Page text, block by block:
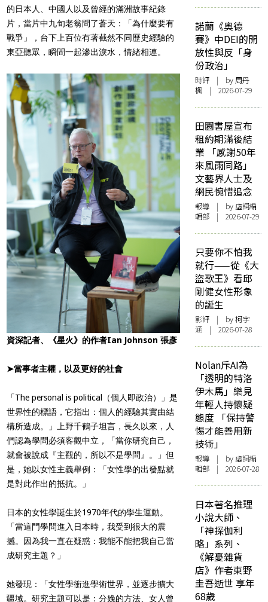
的日本人、中國人以及曾經的滿洲故事紀錄
片，當片中九旬老翁問了蒼天：「為什麼要有
戰爭」，台下上百位有著截然不同歷史經驗的
東亞聽眾，瞬間一起滲出淚水，情緒相連。
資深記者、《星火》的作者Ian Johnson 張彥
➤當事者主權，以及更好的社會
「The personal is political（個人即政治）」是
世界性的標語，它指出：個人的經驗其實由結
構所造成。」上野千鶴子坦言，長久以來，人
們認為學問必須客觀中立，「當你研究自己，
就會被說成『主觀的，所以不是學問』。」但
是，她以女性主義舉例：「女性學的出發點就
是對此作出的抵抗。」
日本的女性學誕生於1970年代的學生運動。
「當這門學問進入日本時，我受到很大的震
撼。因為我一直在疑惑：我能不能把我自己當
成研究主題？」
她發現：「女性學衝進學術世界，並逐步擴大
疆域。研究主題可以是：分娩的方法、女人曾
諾蘭《奧德
賽》中DEI的開
放性與反「身
份政治」
時評 | by周丹
楓 | 2026-07-29
田園書屋宣布
租約期滿後結
業 「感謝50年
來風雨同路」
文藝界人士及
網民惋惜追念
報導 | by 虛詞編
輯部 | 2026-07-29
只要你不怕我
就行——從《大
盜歌王》看邱
剛健女性形象
的誕生
影評 | by 柯宇
涵 | 2026-07-28
Nolan斥AI為
「透明的特洛
伊木馬」樂見
年輕人持懷疑
態度 「保持警
惕才能善用新
技術」
報導 | by 虛詞編
輯部 | 2026-07-28
日本著名推理
小說大師、
「神探伽利
略」系列、
《解憂雜貨
店》作者東野
圭吾逝世 享年
68歲